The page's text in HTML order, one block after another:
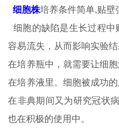
细胞株培养条件简单,贴壁
细胞的缺陷是生长过程
容易流失，从而影响实验
在培养瓶中，就需要让细
在培养液里。细胞被成功
在非典期间又为研究冠状
也在积极的使用中。